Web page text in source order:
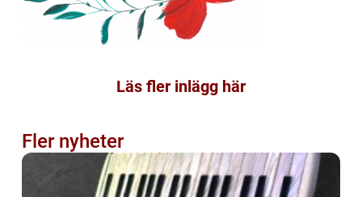
Läs fler inlägg här
Fler nyheter